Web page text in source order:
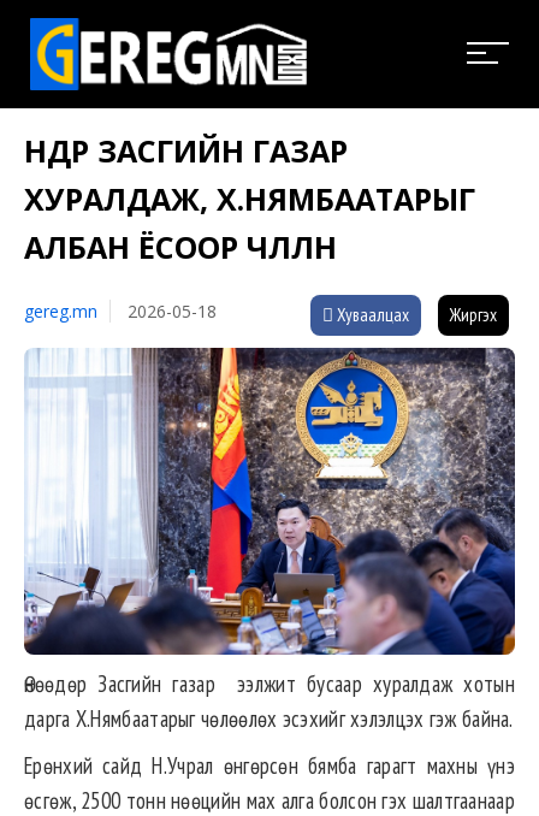
ӨНӨӨДӨР ЗАСГИЙН ГАЗАР
ХУРАЛДАЖ, Х.НЯМБААТАРЫГ
АЛБАН ЁСООР ЧӨЛӨӨЛНӨ
gereg.mn 2026-05-18 Хуваалцах Жиргэх
Өнөөдөр Засгийн газар ээлжит бусаар хуралдаж хотын
дарга Х.Нямбаатарыг чөлөөлөх эсэхийг хэлэлцэх гэж байна.
Ерөнхий сайд Н.Учрал өнгөрсөн бямба гарагт махны үнэ
өсгөж, 2500 тонн нөөцийн мах алга болсон гэх шалтгаанаар